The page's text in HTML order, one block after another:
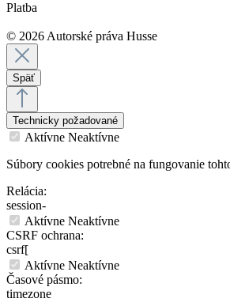
Platba
© 2026 Autorské práva Husse
Späť
Technicky požadované
Aktívne Neaktívne
Súbory cookies potrebné na fungovanie
Relácia:
session-
Aktívne Neaktívne
CSRF ochrana:
csrf[
Aktívne Neaktívne
Časové pásmo:
timezone